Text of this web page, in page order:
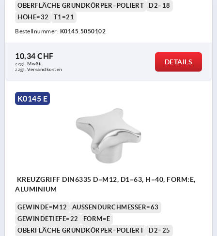
OBERFLÄCHE GRUNDKÖRPER=POLIERT
D2=18
HÖHE=32
T1=21
Bestellnummer: K0145.5050102
10,34 CHF
zzgl. MwSt.
zzgl. Versandkosten
DETAILS
K0145 E
KREUZGRIFF DIN6335 D=M12, D1=63, H=40, FORM:E,
ALUMINIUM
GEWINDE=M12
AUSSENDURCHMESSER=63
GEWINDETIEFE=22
FORM=E
OBERFLÄCHE GRUNDKÖRPER=POLIERT
D2=25